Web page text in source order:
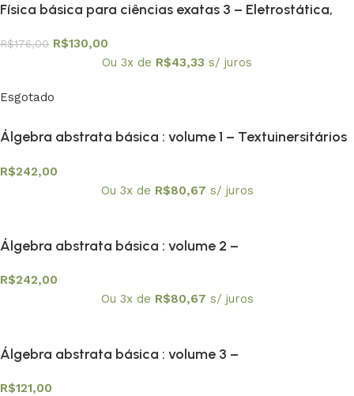
Física básica para ciências exatas 3 – Eletrostática,
R$176,00 R$130,00
Ou 3x de R$43,33 s/ juros
Esgotado
Álgebra abstrata básica : volume 1 – Textuinersitários
R$242,00
Ou 3x de R$80,67 s/ juros
Álgebra abstrata básica : volume 2 –
R$242,00
Ou 3x de R$80,67 s/ juros
Álgebra abstrata básica : volume 3 –
R$121,00